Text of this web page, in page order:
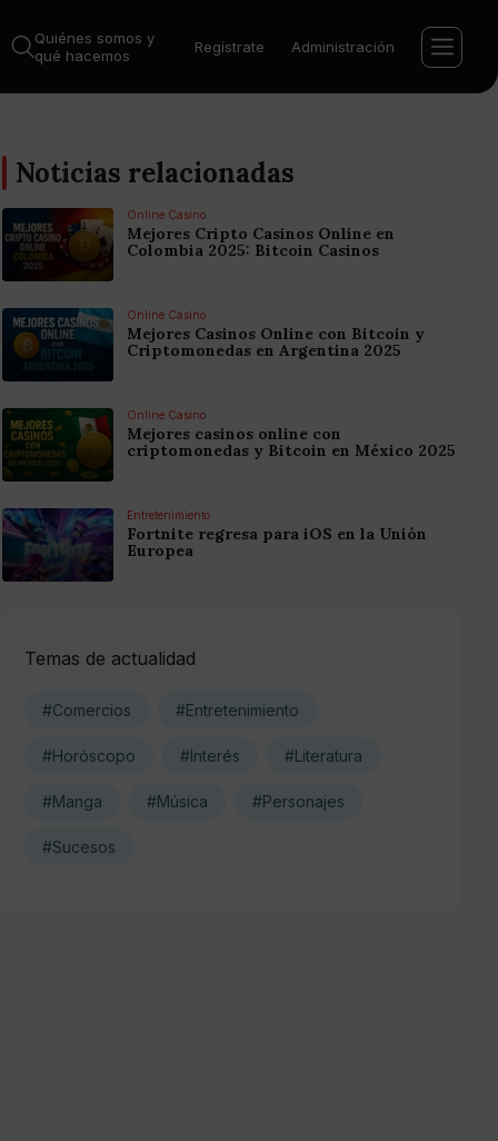
Quiénes somos y
qué hacemos
Regístrate Administración
Noticias relacionadas
Online Casino
Mejores Cripto Casinos Online en
Colombia 2025: Bitcoin Casinos
Online Casino
Mejores Casinos Online con Bitcoin y
Criptomonedas en Argentina 2025
Online Casino
Mejores casinos online con
criptomonedas y Bitcoin en México 2025
Entretenimiento
Fortnite regresa para iOS en la Unión
Europea
Temas de actualidad
#Comercios #Entretenimiento
#Horóscopo #Interés #Literatura
#Manga #Música #Personajes
#Sucesos